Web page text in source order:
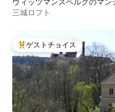
三城ロフト
大好評のゲストチョイスです
ゲストチョイス